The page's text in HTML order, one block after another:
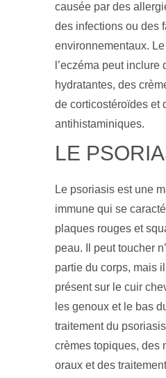
causée par des
des infections ou des
environnementaux.
l’eczéma peut inclure
hydratantes, des
de corticostéroïdes et
antihistaminiques.
LE
Le psoriasis est une
immune qui se
plaques rouges et
peau. Il peut toucher
partie du corps, mais
présent sur le cuir
les genoux et le bas
traitement du
crèmes topiques, des
oraux et des